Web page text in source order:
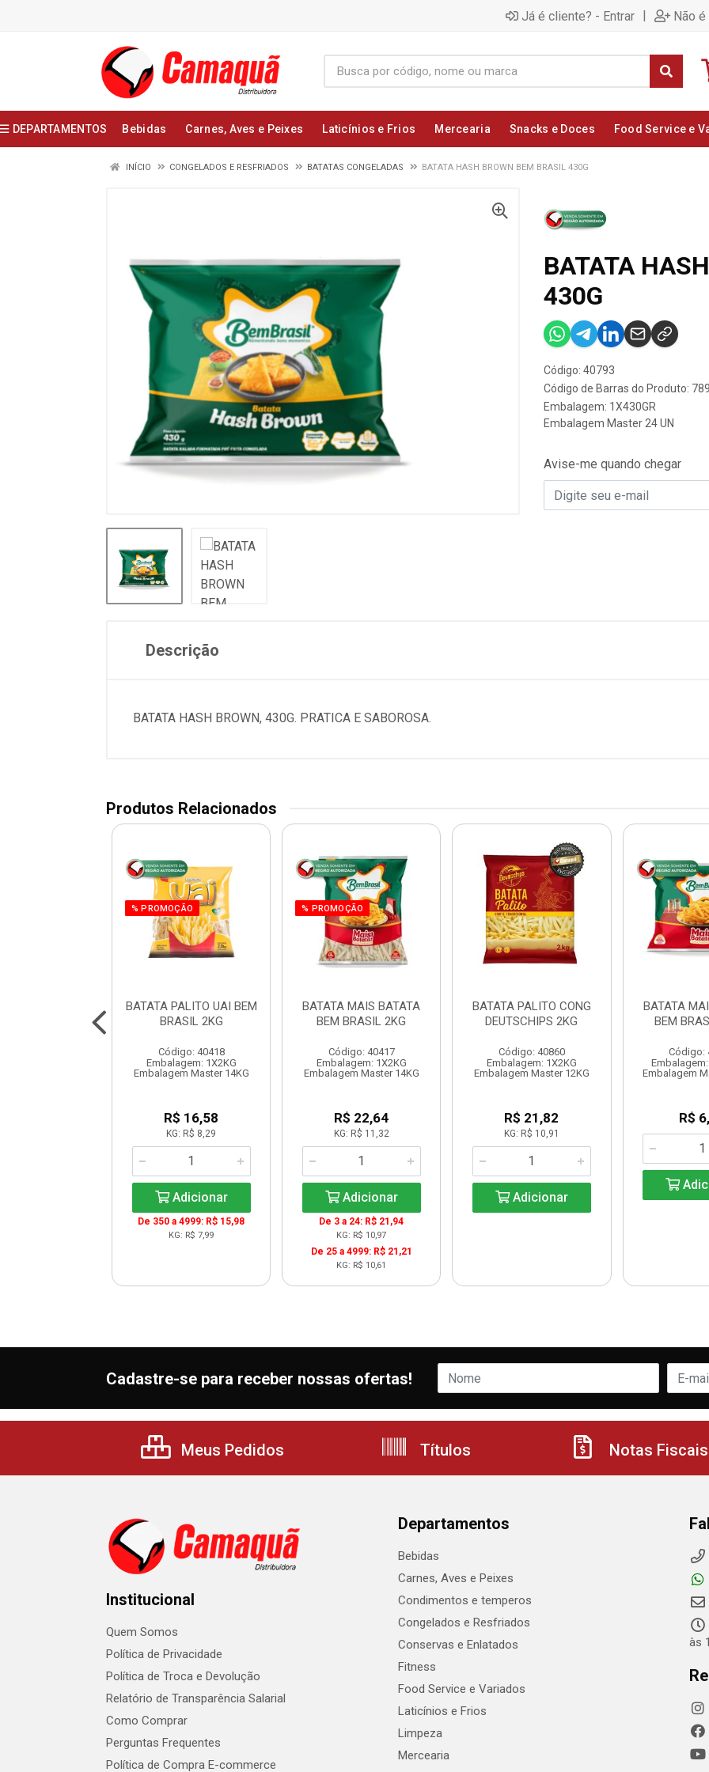
Já é cliente? - Entrar | Não
DEPARTAMENTOS Bebidas Carnes, Aves e Peixes Laticínios e Frios Mercearia Snacks e Doces Food Service e
INÍCIO CONGELADOS E RESFRIADOS BATATAS CONGELADAS BATATA HASH BROWN BEM BRASIL 430G
BATATA
430G
Código: 40793
Código de Barras do Produto:
Embalagem: 1X430GR
Embalagem Master 24 UN
Avise-me quando chegar
Descrição
BATATA HASH BROWN, 430G. PRATICA E SABOROSA.
Produtos Relacionados
% PROMOÇÃO
BATATA PALITO UAI BEM
BRASIL 2KG
Código: 40418
Embalagem: 1X2KG
Embalagem Master 14KG
R$ 16,58
KG: R$ 8,29
Adicionar
De 350 a 4999: R$ 15,98
KG: R$ 7,99
% PROMOÇÃO
BATATA MAIS BATATA
BEM BRASIL 2KG
Código: 40417
Embalagem: 1X2KG
Embalagem Master 14KG
R$ 22,64
KG: R$ 11,32
Adicionar
De 3 a 24: R$ 21,94
KG: R$ 10,97
De 25 a 4999: R$ 21,21
KG: R$ 10,61
BATATA PALITO CONG
DEUTSCHIPS 2KG
Código: 40860
Embalagem: 1X2KG
Embalagem Master 12KG
R$ 21,82
KG: R$ 10,91
Adicionar
BATATA
BEM
Código:
Embalagem
R$
Cadastre-se para receber nossas ofertas!
Meus Pedidos Títulos Notas Fiscais
Institucional
Quem Somos
Política de Privacidade
Política de Troca e Devolução
Relatório de Transparência Salarial
Como Comprar
Perguntas Frequentes
Política de Compra E-commerce
Departamentos
Bebidas
Carnes, Aves e Peixes
Condimentos e temperos
Congelados e Resfriados
Conservas e Enlatados
Fitness
Food Service e Variados
Laticínios e Frios
Limpeza
Mercearia
às